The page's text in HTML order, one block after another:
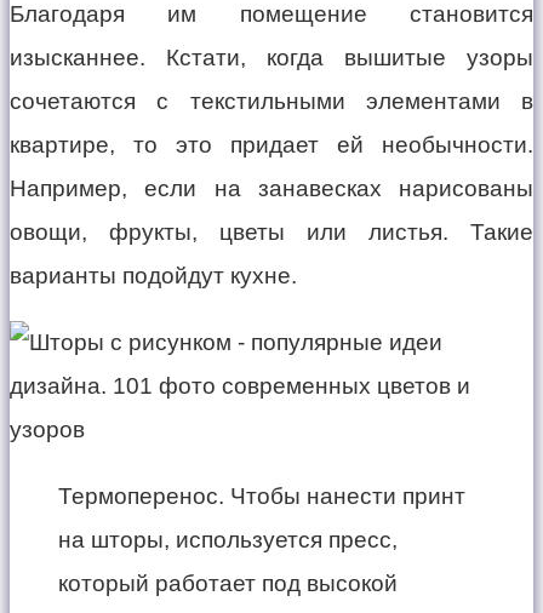
Благодаря им помещение становится
изысканнее. Кстати, когда вышитые узоры
сочетаются с текстильными элементами в
квартире, то это придает ей необычности.
Например, если на занавесках нарисованы
овощи, фрукты, цветы или листья. Такие
варианты подойдут кухне.
Термоперенос. Чтобы нанести принт
на шторы, используется пресс,
который работает под высокой